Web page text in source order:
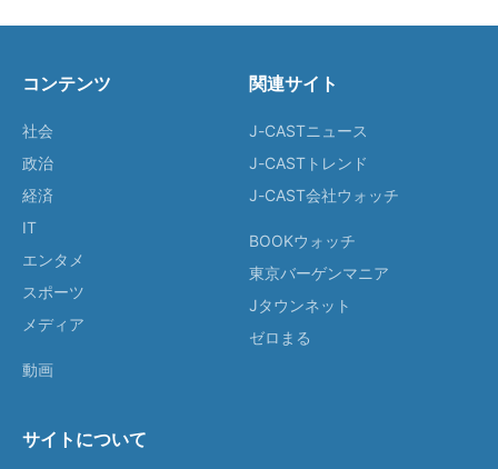
コンテンツ
社会
政治
経済
IT
エンタメ
スポーツ
メディア
動画
関連サイト
J-CASTニュース
J-CASTトレンド
J-CAST会社ウォッチ
BOOKウォッチ
東京バーゲンマニア
Jタウンネット
ゼロまる
サイトについて